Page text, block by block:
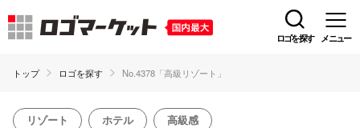
ロゴを探す メニュー
トップ ロゴを探す No.4378「高級リゾート」
リゾート ホテル 高級感